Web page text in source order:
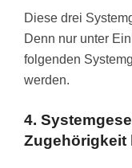
Diese drei
Denn nur unter
folgenden
werden.
4.
Zugehörigkeit